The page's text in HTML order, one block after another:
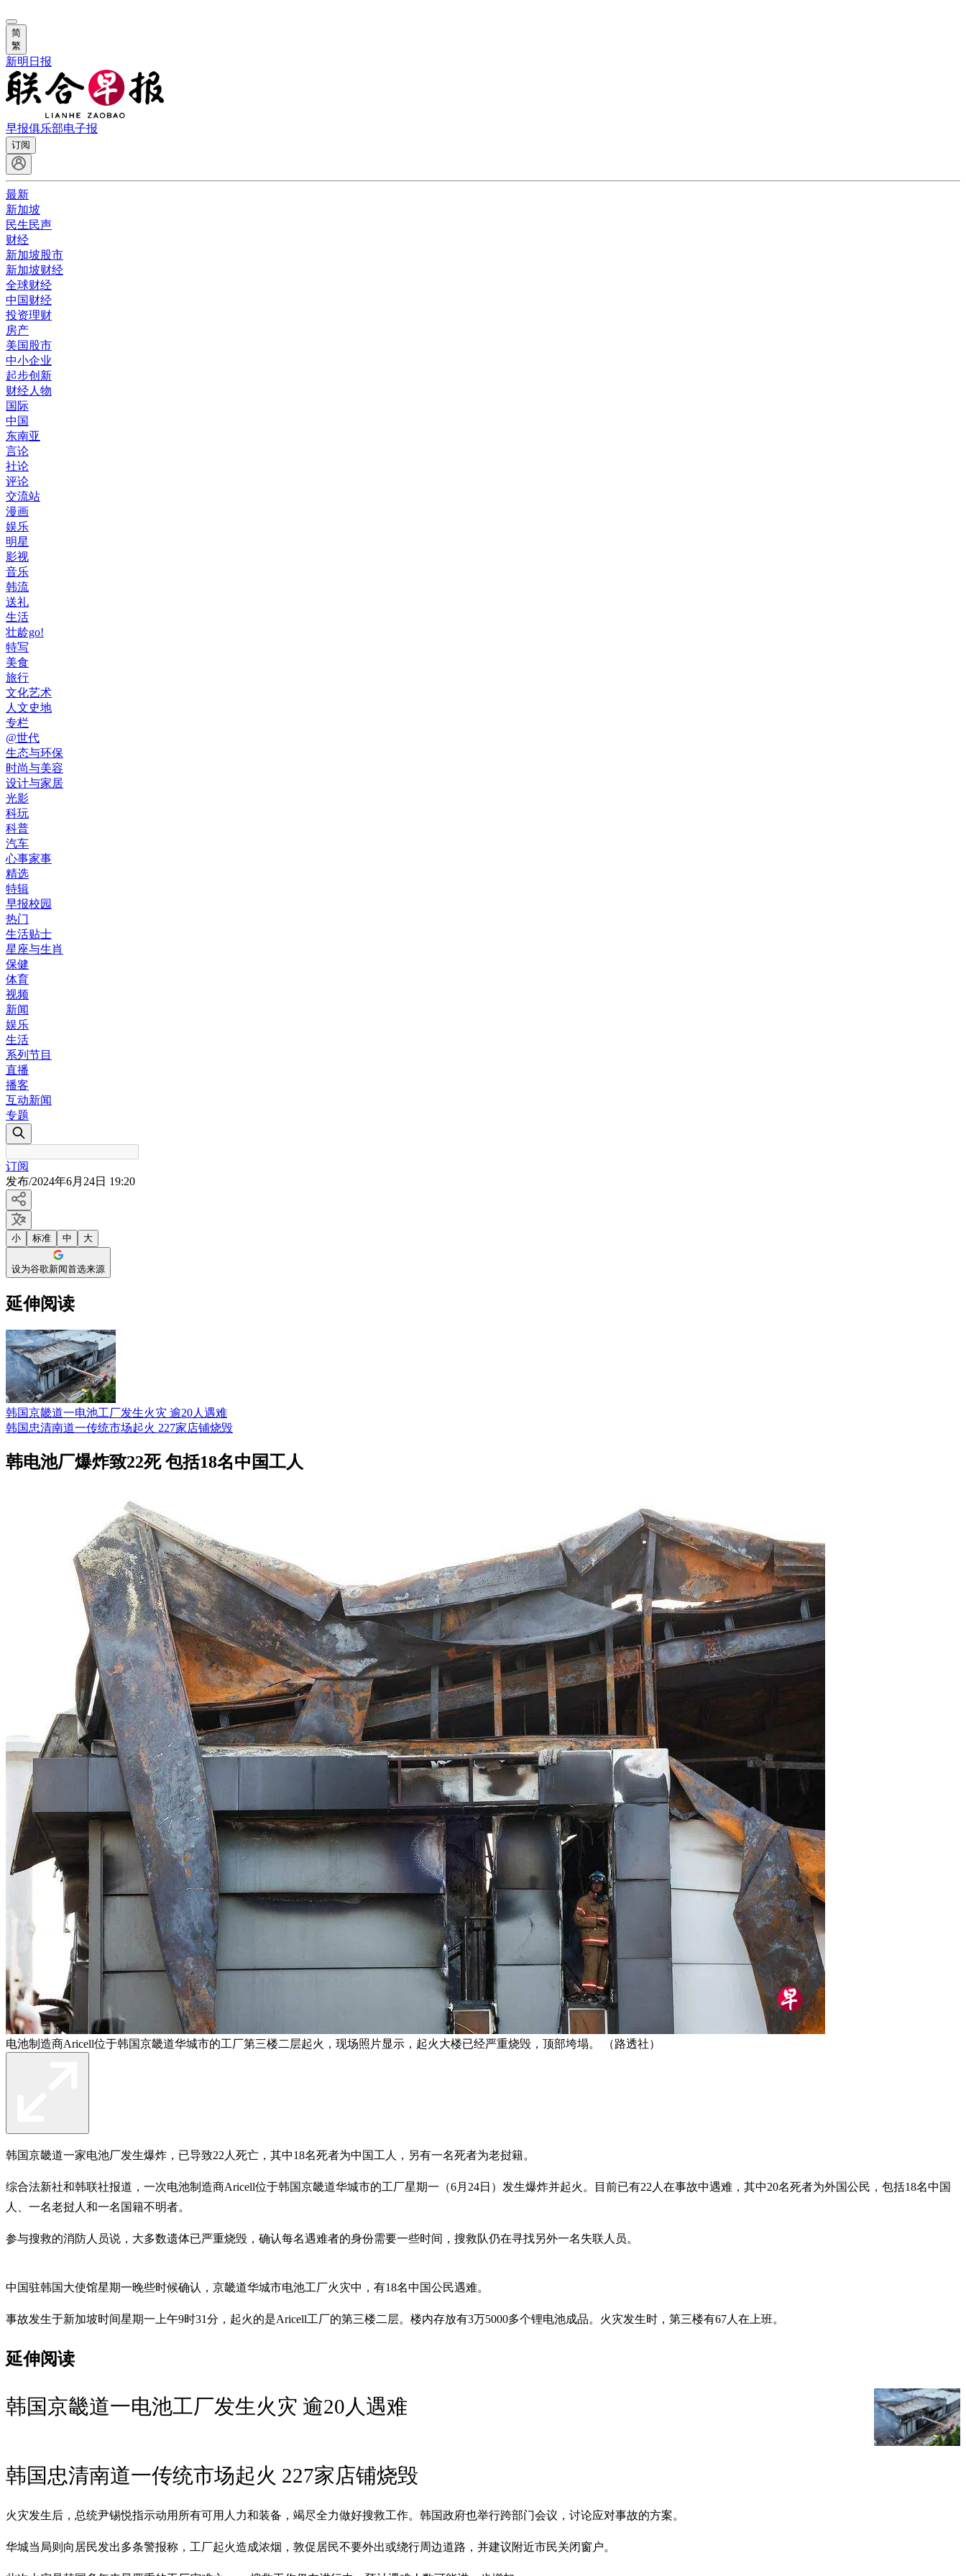
简
繁
新明日报
早报俱乐部电子报
订阅
最新
新加坡
民生民声
财经
新加坡股市
新加坡财经
全球财经
中国财经
投资理财
房产
美国股市
中小企业
起步创新
财经人物
国际
中国
东南亚
言论
社论
评论
交流站
漫画
娱乐
明星
影视
音乐
韩流
送礼
生活
壮龄go!
特写
美食
旅行
文化艺术
人文史地
专栏
@世代
生态与环保
时尚与美容
设计与家居
光影
科玩
科普
汽车
心事家事
精选
特辑
早报校园
热门
生活贴士
星座与生肖
保健
体育
视频
新闻
娱乐
生活
系列节目
直播
播客
互动新闻
专题
订阅
发布/2024年6月24日 19:20
小 标准 中 大
设为谷歌新闻首选来源
延伸阅读
韩国京畿道一电池工厂发生火灾 逾20人遇难
韩国忠清南道一传统市场起火 227家店铺烧毁
韩电池厂爆炸致22死 包括18名中国工人
电池制造商Aricell位于韩国京畿道华城市的工厂第三楼二层起火，现场照片显示，起火大楼已经严重烧毁，顶部垮塌。 （路透社）
韩国京畿道一家电池厂发生爆炸，已导致22人死亡，其中18名死者为中国工人，另有一名死者为老挝籍。
综合法新社和韩联社报道，一次电池制造商Aricell位于韩国京畿道华城市的工厂星期一（6月24日）发生爆炸并起火。目前已有22人在事故中遇难，其中20名死者为外国公民，包括18名中国
人、一名老挝人和一名国籍不明者。
参与搜救的消防人员说，大多数遗体已严重烧毁，确认每名遇难者的身份需要一些时间，搜救队仍在寻找另外一名失联人员。
中国驻韩国大使馆星期一晚些时候确认，京畿道华城市电池工厂火灾中，有18名中国公民遇难。
事故发生于新加坡时间星期一上午9时31分，起火的是Aricell工厂的第三楼二层。楼内存放有3万5000多个锂电池成品。火灾发生时，第三楼有67人在上班。
延伸阅读
韩国京畿道一电池工厂发生火灾 逾20人遇难
韩国忠清南道一传统市场起火 227家店铺烧毁
火灾发生后，总统尹锡悦指示动用所有可用人力和装备，竭尽全力做好搜救工作。韩国政府也举行跨部门会议，讨论应对事故的方案。
华城当局则向居民发出多条警报称，工厂起火造成浓烟，敦促居民不要外出或绕行周边道路，并建议附近市民关闭窗户。